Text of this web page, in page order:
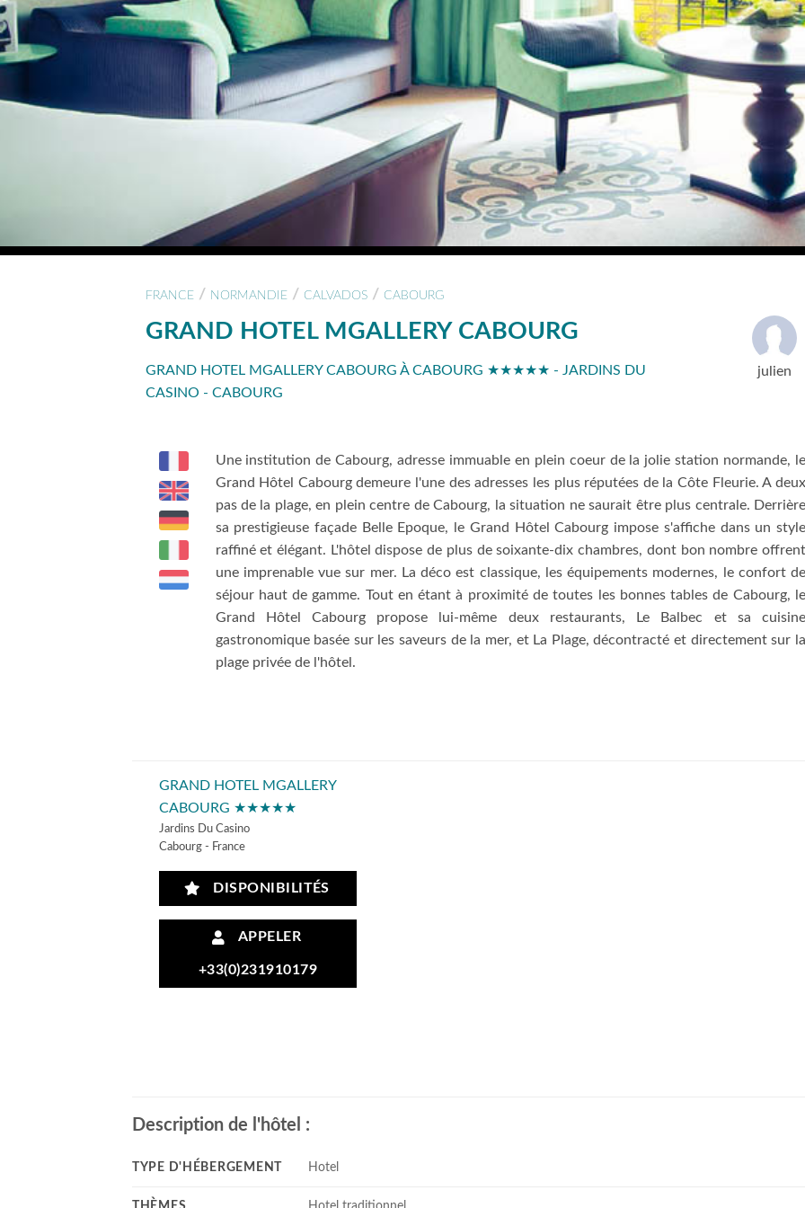
FRANCE / NORMANDIE / CALVADOS / CABOURG
GRAND HOTEL MGALLERY CABOURG
GRAND HOTEL MGALLERY CABOURG À CABOURG ★★★★★ - JARDINS DU
CASINO - CABOURG
julien
Une institution de Cabourg, adresse immuable en plein coeur de la jolie station normande, le
Grand Hôtel Cabourg demeure l'une des adresses les plus réputées de la Côte Fleurie. A deux
pas de la plage, en plein centre de Cabourg, la situation ne saurait être plus centrale. Derrière
sa prestigieuse façade Belle Epoque, le Grand Hôtel Cabourg impose s'affiche dans un style
raffiné et élégant. L'hôtel dispose de plus de soixante-dix chambres, dont bon nombre offrent
une imprenable vue sur mer. La déco est classique, les équipements modernes, le confort de
séjour haut de gamme. Tout en étant à proximité de toutes les bonnes tables de Cabourg, le
Grand Hôtel Cabourg propose lui-même deux restaurants, Le Balbec et sa cuisine
gastronomique basée sur les saveurs de la mer, et La Plage, décontracté et directement sur la
plage privée de l'hôtel.
GRAND HOTEL MGALLERY
CABOURG ★★★★★
Jardins Du Casino
Cabourg - France
DISPONIBILITÉS
APPELER
+33(0)231910179
Description de l'hôtel :
TYPE D'HÉBERGEMENT Hotel